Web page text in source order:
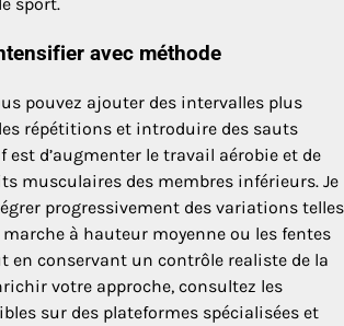
avec méthode
pouvez ajouter des intervalles plus
répétitions et introduire des sauts
est d’augmenter le travail aérobie et de
musculaires des membres inférieurs. Je
progressivement des variations telles
à hauteur moyenne ou les fentes
en conservant un contrôle realiste de la
votre approche, consultez les
sur des plateformes spécialisées et